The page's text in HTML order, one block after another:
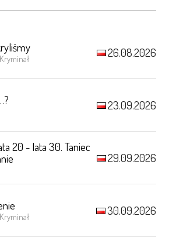
26.08.2026
23.09.2026
20 - lata 30. Taniec
29.09.2026
30.09.2026